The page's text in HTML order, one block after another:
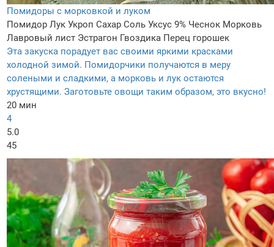
Помидоры с морковкой и луком
Помидор Лук Укроп Сахар Соль Уксус 9% Чеснок Морковь
Лавровый лист Эстрагон Гвоздика Перец горошек
Эта закуска порадует вас своими яркими красками
холодной зимой. Помидорчики получаются в меру
солеными и сладкими, а морковь и лук остаются
хрустящими. Заготовьте овощи таким образом, это вкусно!
20 мин
4
5.0
45